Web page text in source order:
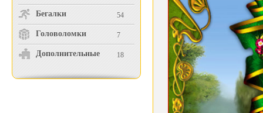
Бегалки 54
Головоломки 7
Дополнительные 18